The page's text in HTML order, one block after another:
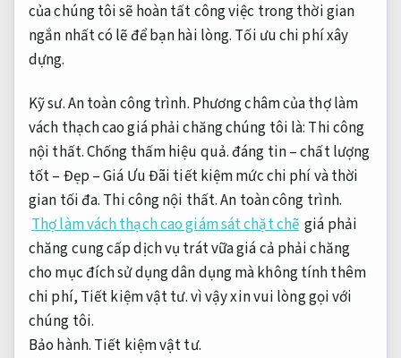
của chúng tôi sẽ hoàn tất công việc trong thời gian
ngắn nhất có lẽ để bạn hài lòng. Tối ưu chi phí xây
dựng.
Kỹ sư.An toàn công trình. Phương châm của thợ làm
vách thạch cao giá phải chăng chúng tôi là: Thi công
nội thất.Chống thấm hiệu quả.đáng tin – chất lượng
tốt – Đẹp – Giá Ưu Đãi tiết kiệm mức chi phí và thời
gian tối đa. Thi công nội thất.An toàn công trình.
Thợ làm vách thạch cao giám sát chặt chẽ giá phải
chăng cung cấp dịch vụ trát vữa giá cả phải chăng
cho mục đích sử dụng dân dụng mà không tính thêm
chi phí, Tiết kiệm vật tư.vì vậy xin vui lòng gọi với
chúng tôi.
Bảo hành. Tiết kiệm vật tư.